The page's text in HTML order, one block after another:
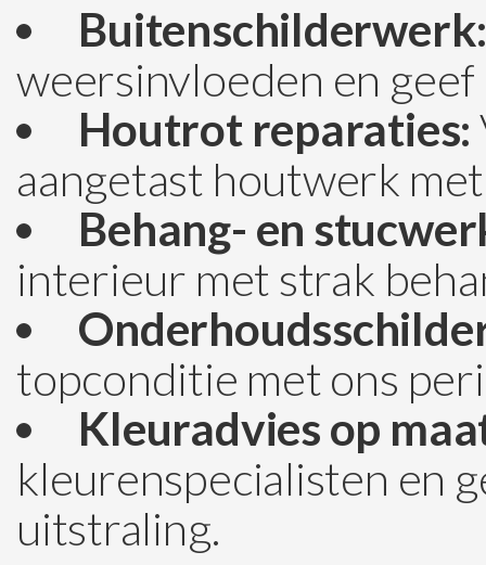
weersinvloeden en
Houtrot reparaties:
aangetast houtwerk
Behang- en
interieur met strak
topconditie met ons
Kleuradvies op
kleurenspecialisten en
uitstraling.